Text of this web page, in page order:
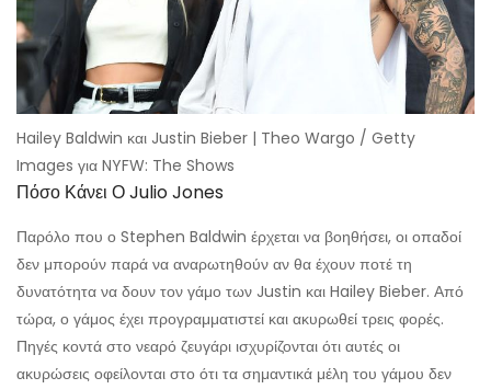
Hailey Baldwin και Justin Bieber | Theo Wargo / Getty
Images για NYFW: The Shows
Πόσο Κάνει Ο Julio Jones
Παρόλο που ο Stephen Baldwin έρχεται να βοηθήσει, οι οπαδοί
δεν μπορούν παρά να αναρωτηθούν αν θα έχουν ποτέ τη
δυνατότητα να δουν τον γάμο των Justin και Hailey Bieber. Από
τώρα, ο γάμος έχει προγραμματιστεί και ακυρωθεί τρεις φορές.
Πηγές κοντά στο νεαρό ζευγάρι ισχυρίζονται ότι αυτές οι
ακυρώσεις οφείλονται στο ότι τα σημαντικά μέλη του γάμου δεν